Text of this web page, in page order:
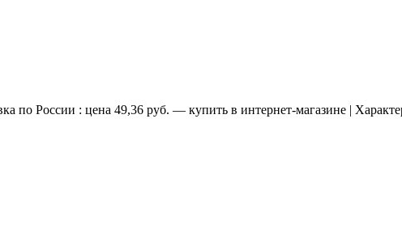
по России : цена 49,36 руб. — купить в интернет-магазине |